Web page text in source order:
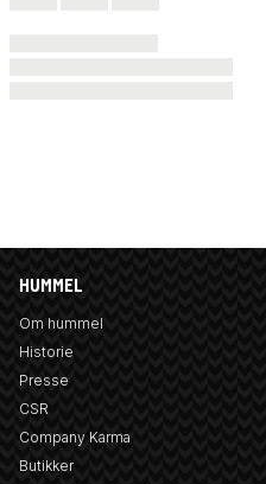
HUMMEL
Om hummel
Historie
Presse
CSR
Company Karma
Butikker